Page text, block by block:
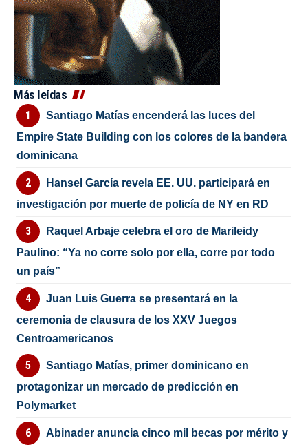
Más leídas
Santiago Matías encenderá las luces del
Empire State Building con los colores de la bandera
dominicana
Hansel García revela EE. UU. participará en
investigación por muerte de policía de NY en RD
Raquel Arbaje celebra el oro de Marileidy
Paulino: “Ya no corre solo por ella, corre por todo
un país”
Juan Luis Guerra se presentará en la
ceremonia de clausura de los XXV Juegos
Centroamericanos
Santiago Matías, primer dominicano en
protagonizar un mercado de predicción en
Polymarket
Abinader anuncia cinco mil becas por mérito y